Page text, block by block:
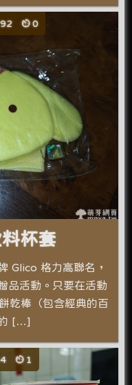
0
料杯套
Glico 格力高聯名，
品活動。只要在活動
乾棒（包含經典的百
的 […]
1